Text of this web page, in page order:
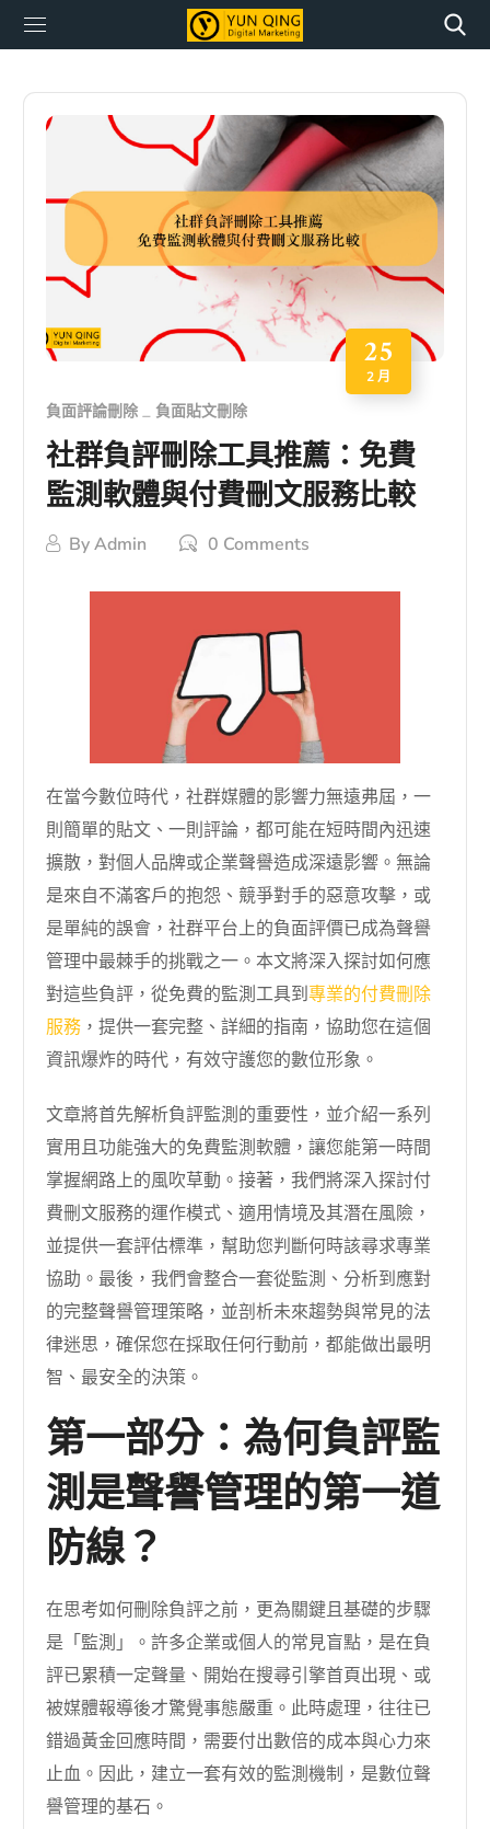
25
2 月
負面評論刪除 負面貼文刪除
社群負評刪除工具推薦：免費
監測軟體與付費刪文服務比較
ByAdmin 0 Comments
在當今數位時代，社群媒體的影響力無遠弗屆，一
則簡單的貼文、一則評論，都可能在短時間內迅速
擴散，對個人品牌或企業聲譽造成深遠影響。無論
是來自不滿客戶的抱怨、競爭對手的惡意攻擊，或
是單純的誤會，社群平台上的負面評價已成為聲譽
管理中最棘手的挑戰之一。本文將深入探討如何應
對這些負評，從免費的監測工具到專業的付費刪除
服務 ，提供一套完整、詳細的指南，協助您在這個
資訊爆炸的時代，有效守護您的數位形象。
文章將首先解析負評監測的重要性，並介紹一系列
實用且功能強大的免費監測軟體，讓您能第一時間
掌握網路上的風吹草動。接著，我們將深入探討付
費刪文服務的運作模式、適用情境及其潛在風險，
並提供一套評估標準，幫助您判斷何時該尋求專業
協助。最後，我們會整合一套從監測、分析到應對
的完整聲譽管理策略，並剖析未來趨勢與常見的法
律迷思，確保您在採取任何行動前，都能做出最明
智、最安全的決策。
第一部分：為何負評監
測是聲譽管理的第一道
防線？
在思考如何刪除負評之前，更為關鍵且基礎的步驟
是「監測」。許多企業或個人的常見盲點，是在負
評已累積一定聲量、開始在搜尋引擎首頁出現、或
被媒體報導後才驚覺事態嚴重。此時處理，往往已
錯過黃金回應時間，需要付出數倍的成本與心力來
止血。因此，建立一套有效的監測機制，是數位聲
譽管理的基石。